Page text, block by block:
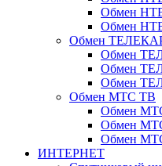
Обмен
Обмен
Обмен
Обмен
Обмен
Обмен
Обмен МТС ТВ
Обмен
Обмен МТС
Обмен
ИНТЕРНЕТ